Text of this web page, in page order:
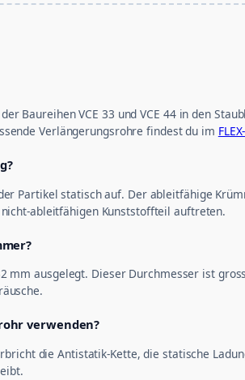
Baureihen VCE 33 und VCE 44 in den
Verlängerungsrohre findest du im
Partikel statisch auf. Der ableitfähige
ableitfähigen Kunststoffteil auftreten.
mm ausgelegt. Dieser Durchmesser ist
verwenden?
die Antistatik-Kette, die statische